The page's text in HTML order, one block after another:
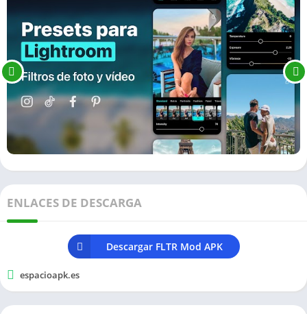
ENLACES DE DESCARGA
Descargar FLTR Mod APK
espacioapk.es